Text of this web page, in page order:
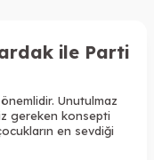
ile Parti
Unutulmaz
gereken konsepti
en sevdiği